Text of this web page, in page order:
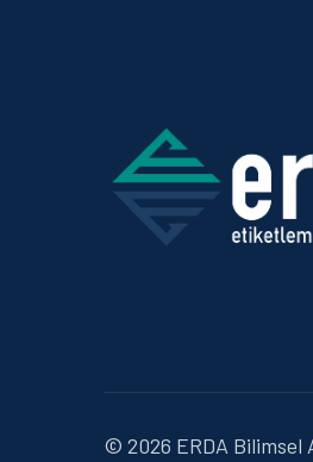
© 2026 ERDA Bilimsel